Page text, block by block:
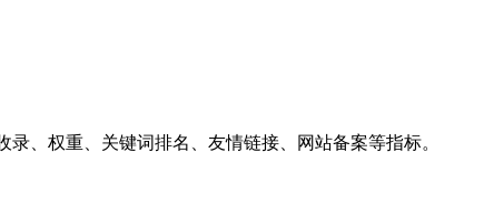
、权重、关键词排名、友情链接、网站备案等指标。